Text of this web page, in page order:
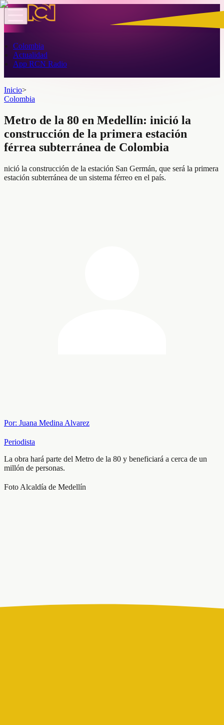
Colombia
Actualidad
App RCN Radio
Inicio>
Colombia
Metro de la 80 en Medellín: inició la
construcción de la primera estación
férrea subterránea de Colombia
nició la construcción de la estación San Germán, que será la primera
estación subterránea de un sistema férreo en el país.
Por: Juana Medina Alvarez
Periodista
La obra hará parte del Metro de la 80 y beneficiará a cerca de un
millón de personas.
Foto Alcaldía de Medellín